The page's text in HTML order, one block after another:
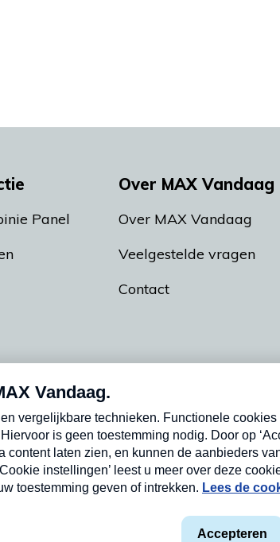
Panel
Over MAX Vandaag
Over MAX Vandaag
Veelgestelde vragen
Contact